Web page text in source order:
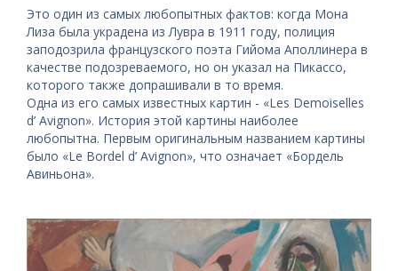
Это один из самых любопытных фактов: когда Мона
Лиза была украдена из Лувра в 1911 году, полиция
заподозрила французского поэта Гийома Аполлинера в
качестве подозреваемого, но он указал на Пикассо,
которого также допрашивали в то время.
Одна из его самых известных картин - «Les Demoiselles
d’ Avignon». История этой картины наиболее
любопытна. Первым оригинальным названием картины
было «Le Bordel d’ Avignon», что означает «Бордель
Авиньона».